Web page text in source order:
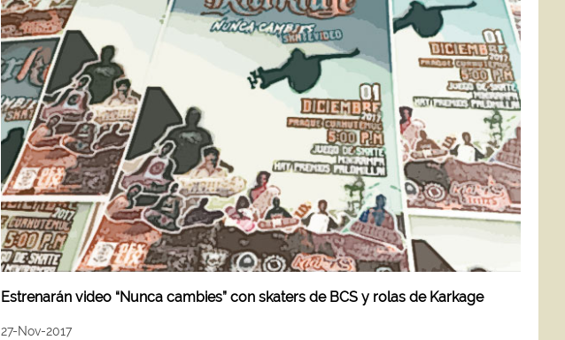
Estrenarán video “Nunca cambies” con skaters de BCS y rolas de Karkage
27-Nov-2017